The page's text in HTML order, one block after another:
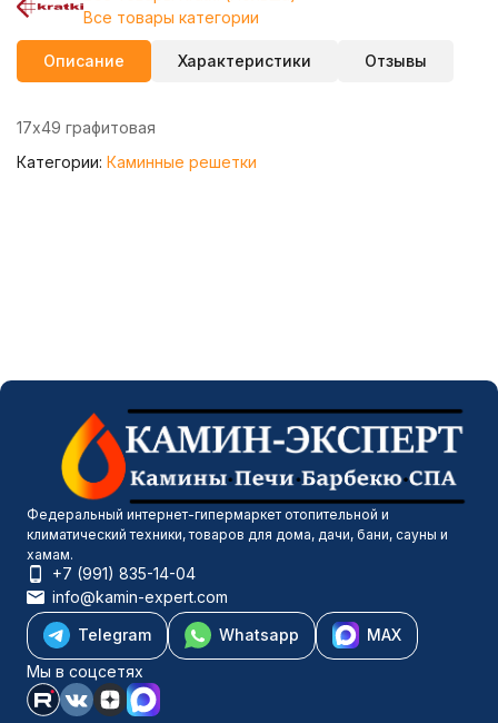
Все товары категории
Описание Характеристики Отзывы
17х49 графитовая
Категории: Каминные решетки
Федеральный интернет-гипермаркет отопительной и
климатический техники, товаров для дома, дачи, бани, сауны и
хамам.
+7 (991) 835-14-04
info@kamin-expert.com
Telegram
Whatsapp
MAX
Мы в соцсетях